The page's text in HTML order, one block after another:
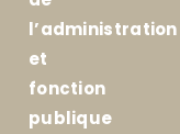
l’administration
et
fonction
publique